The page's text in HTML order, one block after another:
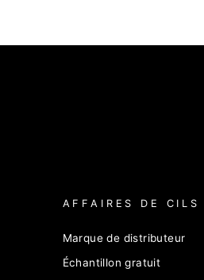
AFFAIRES DE CILS
Marque de distributeur
Échantillon gratuit